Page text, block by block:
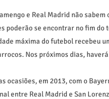
e Real Madrid não
poderão se encontrar no fim
máxima do futebol recebeu
Nos próximos dias,
ocasiões, em 2013, com o
entre Real Madrid e San